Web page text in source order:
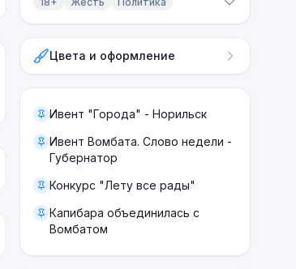
ЖестьЦвета и оформление
Ивент "Города" - Норильск
Ивент Вомбата. Слово недели -
Губернатор
Конкурс "Лету все рады"
Капибара объединилась с
Вомбатом